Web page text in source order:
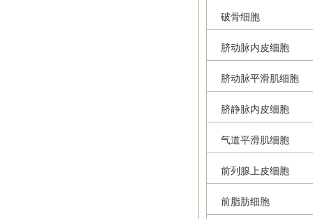
破骨细胞
脐动脉内皮细胞
脐动脉平滑肌细胞
脐静脉内皮细胞
气道平滑肌细胞
前列腺上皮细胞
前脂肪细胞